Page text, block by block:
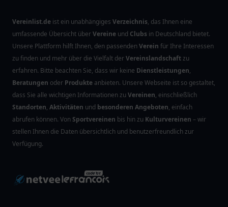
Vereinlist.de ist ein unabhängiges Verzeichnis, das Ihnen eine
umfassende Übersicht überVereine und Clubs in Deutschland bietet.
Unsere Plattform hilft Ihnen, den passendenVerein für Ihre Interessen
zu finden und mehr über die Vielfalt derVereinslandschaftzu
erfahren. Bitte beachten Sie, dass wir keine Dienstleistungen,
Beratungen oder Produkte anbieten. Unsere Webseite ist so gestaltet,
dass Sie alle wichtigen Informationen zu Vereinen, einschließlich
Standorten, Aktivitäten und besonderen Angeboten, einfach
abrufen können. VonSportvereinen bis hin zu Kulturvereinen – wir
stellen Ihnen die Daten übersichtlich und benutzerfreundlich zur
Verfügung.